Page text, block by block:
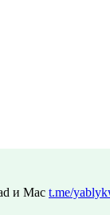
и Mac t.me/